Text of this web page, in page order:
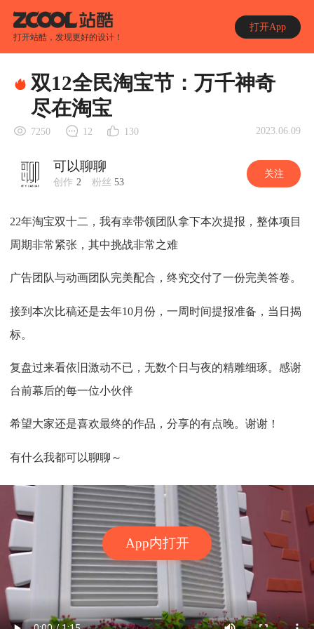
打开站酷，发现更好的设计！
打开App
App内打开
双12全民淘宝节：万千神奇
尽在淘宝
7250 12 130 2023.06.09
可以聊聊
创作 2 粉丝 53
关注
22年淘宝双十二，我有幸带领团队拿下本次提报，整体项目
周期非常紧张，其中挑战非常之难
广告团队与动画团队完美配合，终究交付了一份完美答卷。
接到本次比稿还是去年10月份，一周时间提报准备，当日揭
标。
复盘过来看依旧激动不已，无数个日与夜的精雕细琢。感谢
台前幕后的每一位小伙伴
希望大家还是喜欢最终的作品，分享的有点晚。谢谢！
有什么我都可以聊聊～